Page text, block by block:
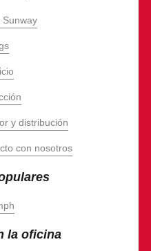
Sunway
y distribución
con nosotros
la oficina